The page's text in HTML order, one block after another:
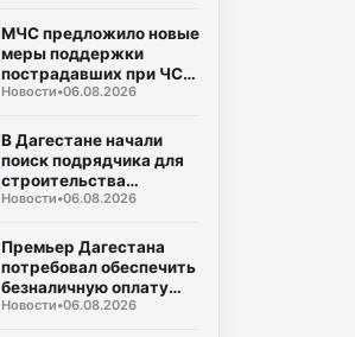
МЧС предложило новые
меры поддержки
пострадавших при ЧС:
кредитные каникулы и
Новости•06.08.2026
В Дагестане начали
поиск подрядчика для
строительства
северного обхода
Новости•06.08.2026
Премьер Дагестана
потребовал обеспечить
безналичную оплату
проезда во всем
Новости•06.08.2026